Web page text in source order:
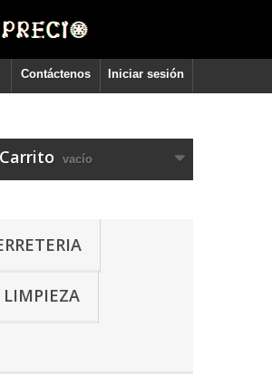
Iniciar sesión
Contáctenos
Carrito vacío
LIMPIEZA